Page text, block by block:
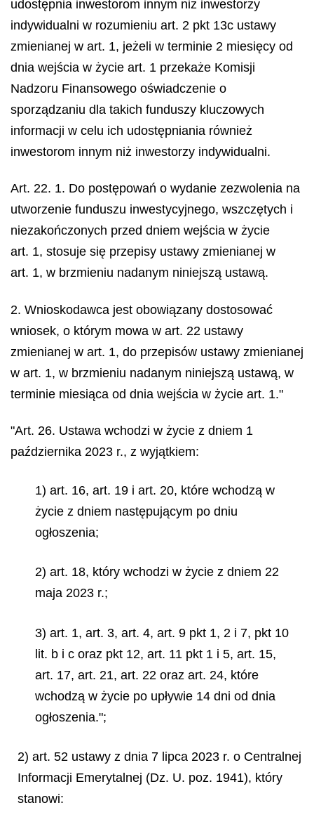
udostępnia inwestorom innym niż inwestorzy
indywidualni w rozumieniu art. 2 pkt 13c ustawy
zmienianej w art. 1, jeżeli w terminie 2 miesięcy od
dnia wejścia w życie art. 1 przekaże Komisji
Nadzoru Finansowego oświadczenie o
sporządzaniu dla takich funduszy kluczowych
informacji w celu ich udostępniania również
inwestorom innym niż inwestorzy indywidualni.
Art. 22. 1. Do postępowań o wydanie zezwolenia na
utworzenie funduszu inwestycyjnego, wszczętych i
niezakończonych przed dniem wejścia w życie
art. 1, stosuje się przepisy ustawy zmienianej w
art. 1, w brzmieniu nadanym niniejszą ustawą.
2. Wnioskodawca jest obowiązany dostosować
wniosek, o którym mowa w art. 22 ustawy
zmienianej w art. 1, do przepisów ustawy zmienianej
w art. 1, w brzmieniu nadanym niniejszą ustawą, w
terminie miesiąca od dnia wejścia w życie art. 1."
"Art. 26. Ustawa wchodzi w życie z dniem 1
października 2023 r., z wyjątkiem:
1) art. 16, art. 19 i art. 20, które wchodzą w
życie z dniem następującym po dniu
ogłoszenia;
2) art. 18, który wchodzi w życie z dniem 22
maja 2023 r.;
3) art. 1, art. 3, art. 4, art. 9 pkt 1, 2 i 7, pkt 10
lit. b i c oraz pkt 12, art. 11 pkt 1 i 5, art. 15,
art. 17, art. 21, art. 22 oraz art. 24, które
wchodzą w życie po upływie 14 dni od dnia
ogłoszenia.";
2) art. 52 ustawy z dnia 7 lipca 2023 r. o Centralnej
Informacji Emerytalnej (Dz. U. poz. 1941), który
stanowi: